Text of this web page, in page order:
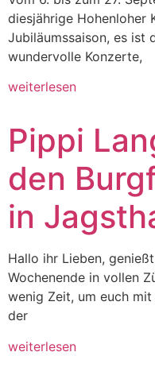
diesjährige Hohenloher
Jubiläumssaison, es ist
wundervolle Konzerte,
weiterlesen
Pippi
den
in
Hallo ihr Lieben,
Wochenende in vollen
wenig Zeit, um euch
der
weiterlesen